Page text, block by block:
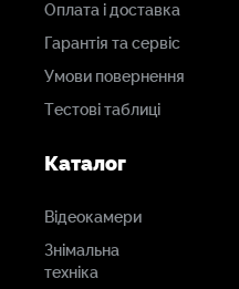
Оплата і доставка
Гарантія та сервіс
Умови повернення
Тестові таблиці
Каталог
Відеокамери
Знімальна
техніка